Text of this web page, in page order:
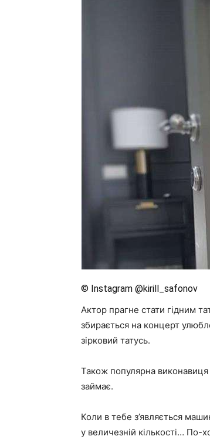
© Instagram @kirill_safonov
Актор прагне стати гідним
збирається на концерт
зірковий татусь.
Також популярна виконавиця
займає.
Коли в тебе з’являється
у величезній кількості…